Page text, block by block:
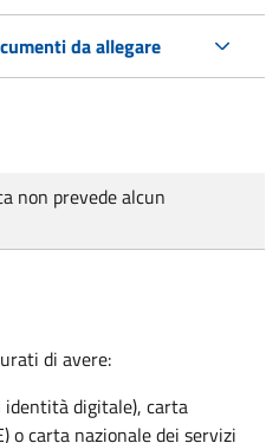
da allegare
non prevede alcun
di avere:
identità digitale), carta
o carta nazionale dei servizi